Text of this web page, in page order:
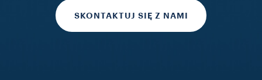
SKONTAKTUJ SIĘ Z NAMI